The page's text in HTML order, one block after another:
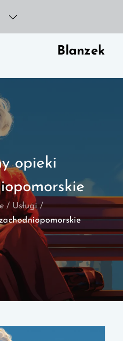
Blanzek
opieki
Usługi